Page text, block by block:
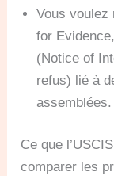
Vous voulez
for
(Notice of
refus) lié à
assemblées.
Ce que
comparer les